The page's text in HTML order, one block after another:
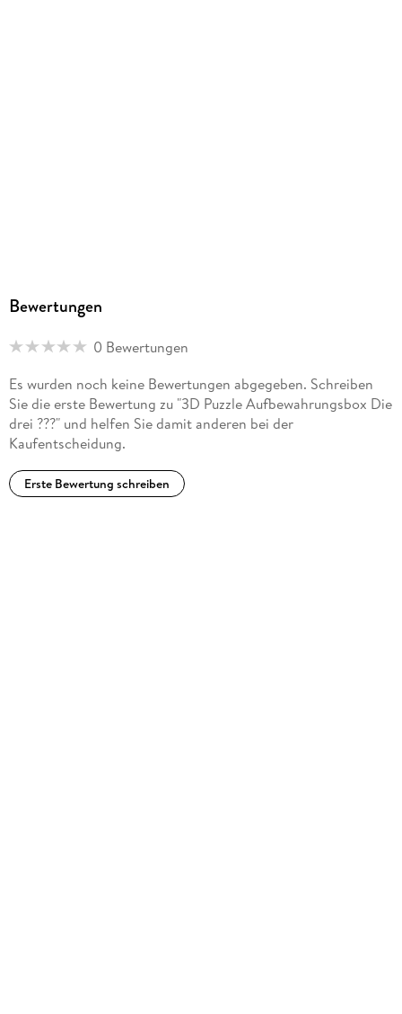
Bewertungen
0 Bewertungen
Es wurden noch keine Bewertungen abgegeben. Schreiben
Sie die erste Bewertung zu "3D Puzzle Aufbewahrungsbox Die
drei ???" und helfen Sie damit anderen bei der
Kaufentscheidung.
Erste Bewertung schreiben